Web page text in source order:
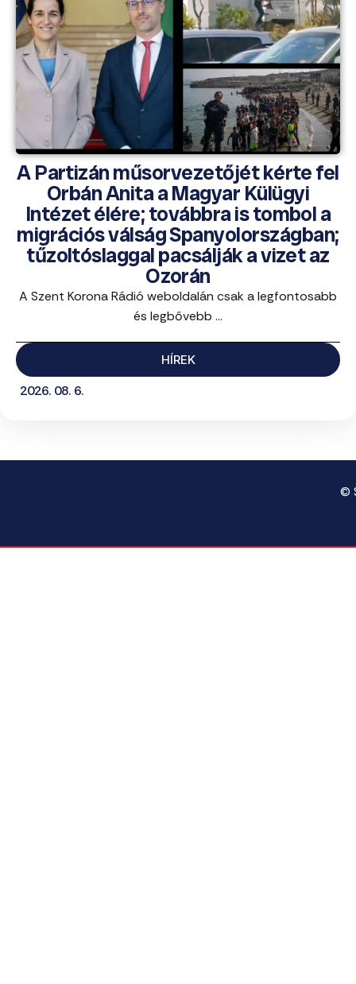
A Partizán műsorvezetőjét kérte fel
Orbán Anita a Magyar Külügyi
Intézet élére; továbbra is tombol a
migrációs válság Spanyolországban;
tűzoltóslaggal pacsálják a vizet az
Ozorán
A Szent Korona Rádió weboldalán csak a legfontosabb
és legbővebb ...
HÍREK
2026. 08. 6.
©